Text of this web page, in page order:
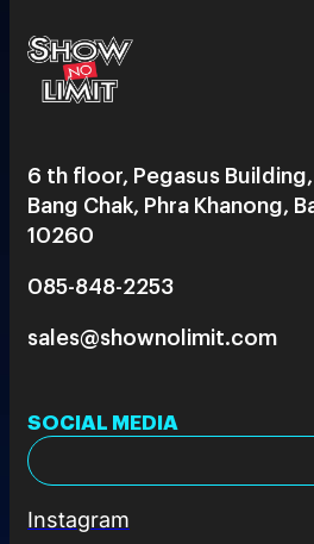
6 th floor, Pegasus
Bang Chak, Phra Khanong,
10260
085-848-2253
sales@shownolimit.com
SOCIAL MEDIA
Instagram